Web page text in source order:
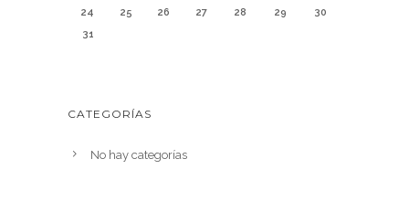
24
25 26 27 28 29
30
31
CATEGORÍAS
No hay categorías